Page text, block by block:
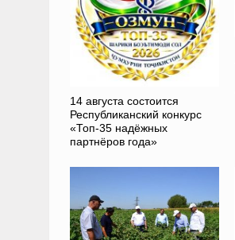
14 августа состоится
Республиканский конкурс
«Топ-35 надёжных
партнёров года»